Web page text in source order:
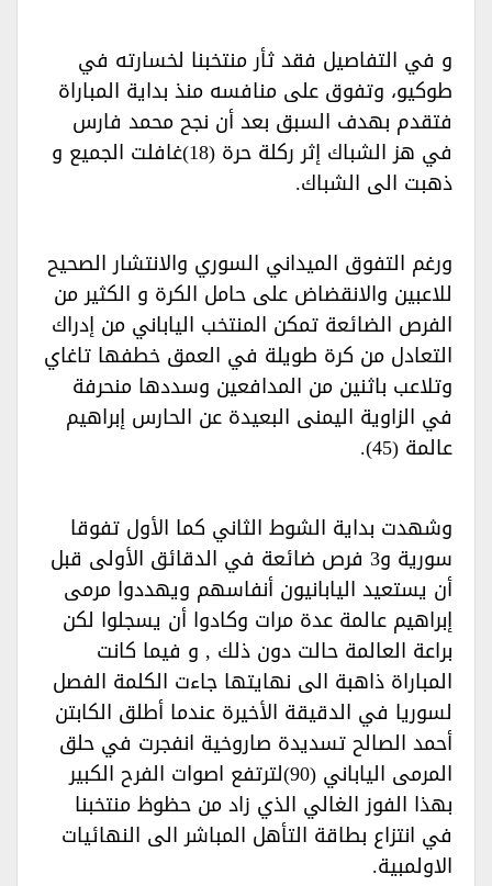
و في التفاصيل فقد ثأر منتخبنا لخسارته في
طوكيو، وتفوق على منافسه منذ بداية المباراة
فتقدم بهدف السبق بعد أن نجح محمد فارس
في هز الشباك إثر ركلة حرة (18)غافلت الجميع و
ذهبت الى الشباك.‏
ورغم التفوق الميداني السوري والانتشار الصحيح
للاعبين والانقضاض على حامل الكرة و الكثير من
الفرص الضائعة تمكن المنتخب الياباني من إدراك
التعادل من كرة طويلة في العمق خطفها تاغاي
وتلاعب باثنين من المدافعين وسددها منحرفة
في الزاوية اليمنى البعيدة عن الحارس إبراهيم
عالمة (45).‏
وشهدت بداية الشوط الثاني كما الأول تفوقا
سورية و3 فرص ضائعة في الدقائق الأولى قبل
أن يستعيد اليابانيون أنفاسهم ويهددوا مرمى
إبراهيم عالمة عدة مرات وكادوا أن يسجلوا لكن
براعة العالمة حالت دون ذلك , و فيما كانت
المباراة ذاهبة الى نهايتها جاءت الكلمة الفصل
لسوريا في الدقيقة الأخيرة عندما أطلق الكابتن
أحمد الصالح تسديدة صاروخية انفجرت في حلق
المرمى الياباني (90)لترتفع اصوات الفرح الكبير
بهذا الفوز الغالي الذي زاد من حظوظ منتخبنا
في انتزاع بطاقة التأهل المباشر الى النهائيات
الاولمبية.‏